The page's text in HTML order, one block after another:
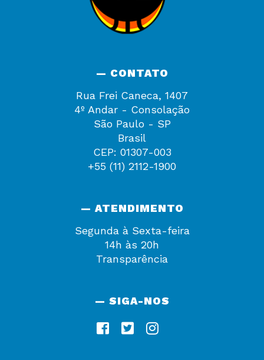
— CONTATO
Rua Frei Caneca, 1407
4º Andar - Consolação
São Paulo - SP
Brasil
CEP: 01307-003
+55 (11) 2112-1900
— ATENDIMENTO
Segunda à Sexta-feira
14h às 20h
Transparência
— SIGA-NOS